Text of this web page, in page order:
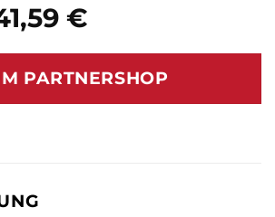
Preis
€
€Aktueller
ist:
41,59 €.
PARTNERSHOP